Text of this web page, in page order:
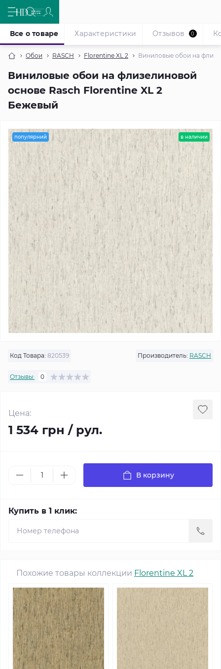
Обои RASCH Florentine XL 2 Виниловые обои на
Виниловые обои на флизелиновой
основе Rasch Florentine XL 2
Бежевый
Все о товаре Характеристики Отзывов 0
популярний в наличии
Код Товара: 820539 Производитель: RASCH
Отзывы: 0
Цена:
1 534 грн / рул.
В корзину
Купить в 1 клик:
Похожие товары коллекции Florentine XL 2